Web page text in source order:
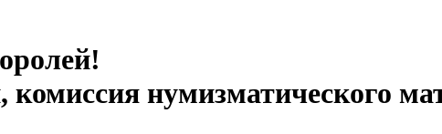
комиссия нумизматического